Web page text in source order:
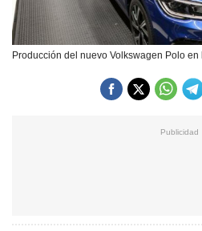
Producción del nuevo Volkswagen Polo